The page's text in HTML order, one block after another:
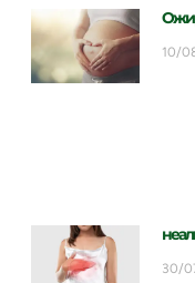
10/
30/